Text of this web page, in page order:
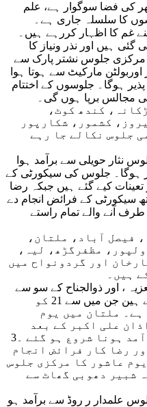
کی فضا سوگوار ہے، علم
کا سلسلہ جاری ہے۔
غم کا اظہار کررہے ہیں۔
ہیں اور نذر ونیاز کا
جلوس نشتر پارک سے
اوربولٹن مارکیٹ سے ہوتا ہوا
پذیر ہوگا۔ جلوسوں کے اختتام
مجالس برپا ہوں گی۔
کندھ کوٹ،
کشمور، شکارپور
جلوس نکالے جا رہے
نثار حویلی سے برآمد ہوا
ہوگا۔ جلوس کی سیکورٹی کے
تعینات کیے گئے ہیں جبکہ رضا
سیکورٹی کے فرائض انجام دے
آنے والے تمام راستے
فیصل آباد، ملتان،
مظفرگڑھ، لیہ،
اور گردونواح میں
ہیں۔
، اور ذوالجناح کے سو سے
زائد ماتمی جلوس برآمد کئے جا رہے ہین جن میں سے 21 کو
ملتان میں یوم
علی اکبر کے بعد
مختلف امام بارگاہوں سے برآمد ہونا شروع ہو گئے ۔3
رضا کار فرائض انجام
عاشور کا مرکزی جلوس
شبیر دھوبی گھاٹ سے
علمدار ر روڈ سے برآمد ہو